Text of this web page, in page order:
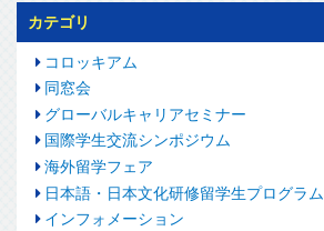
カテゴリ
コロッキアム
同窓会
グローバルキャリアセミナー
国際学生交流シンポジウム
海外留学フェア
日本語・日本文化研修留学生プログラム
インフォメーション